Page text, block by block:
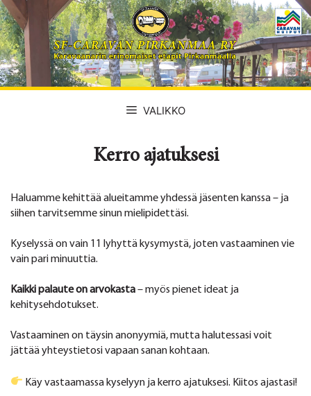
Siirry
sisältöön
VALIKKO
Kerro ajatuksesi
Haluamme kehittää alueitamme yhdessä jäsenten kanssa – ja
siihen tarvitsemme sinun mielipidettäsi.
Kyselyssä on vain 11 lyhyttä kysymystä, joten vastaaminen vie
vain pari minuuttia.
Kaikki palaute on arvokasta– myös pienet ideat ja
kehitysehdotukset.
Vastaaminen on täysin anonyymiä, mutta halutessasi voit
jättää yhteystietosi vapaan sanan kohtaan.
Käy vastaamassa kyselyyn ja kerro ajatuksesi. Kiitos ajastasi!